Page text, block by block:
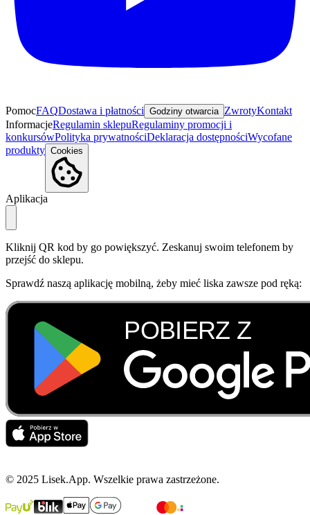
PomocFAQDostawa i płatności Godziny otwarcia ZwrotyKontakt
InformacjeRegulamin sklepuRegulaminy promocji i
konkursówPolityka prywatnościDeklaracja dostępnościWycofane
produkty Cookies
Aplikacja
Kliknij QR kod by go powiększyć. Zeskanuj swoim telefonem by
przejść do sklepu.
Sprawdź naszą aplikację mobilną, żeby mieć liska zawsze pod ręką:
© 2025 Lisek.App. Wszelkie prawa zastrzeżone.